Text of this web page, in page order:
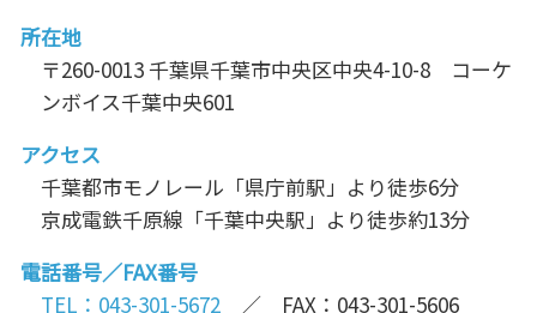
所在地
〒260-0013 千葉県千葉市中央区中央4-10-8 コーケ
ンボイス千葉中央601
アクセス
千葉都市モノレール「県庁前駅」より徒歩6分
京成電鉄千原線「千葉中央駅」より徒歩約13分
電話番号／FAX番号
TEL：043-301-5672 ／ FAX：043-301-5606